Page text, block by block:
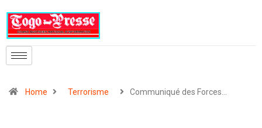
Home Terrorisme Communiqué des Forces…